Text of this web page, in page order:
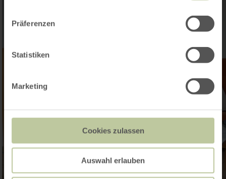
Präferenzen
Statistiken
Marketing
Cookies zulassen
Auswahl erlauben